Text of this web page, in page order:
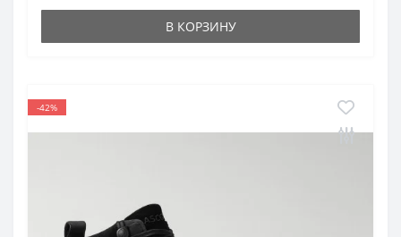
В КОРЗИНУ
-42%